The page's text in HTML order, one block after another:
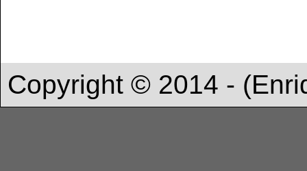
Copyright © 2014 -